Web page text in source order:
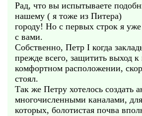
Рад, что вы испытываете
нашему ( я тоже из Питера)
городу! Но с первых строк я
с вами.
Собственно, Петр I когда
прежде всего, защитить выход
комфортном расположении,
стоял.
Так же Петру хотелось создать
многочисленными каналами,
которых, болотистая почва